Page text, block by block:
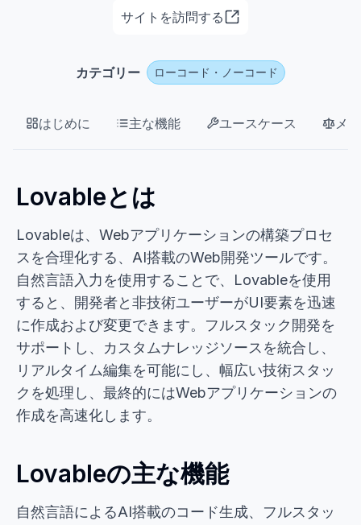
サイトを訪問する
カテゴリー ローコード・ノーコード
はじめに 主な機能 ユースケース メ
Lovableとは
Lovableは、Webアプリケーションの構築プロセ
スを合理化する、AI搭載のWeb開発ツールです。
自然言語入力を使用することで、Lovableを使用
すると、開発者と非技術ユーザーがUI要素を迅速
に作成および変更できます。フルスタック開発を
サポートし、カスタムナレッジソースを統合し、
リアルタイム編集を可能にし、幅広い技術スタッ
クを処理し、最終的にはWebアプリケーションの
作成を高速化します。
Lovableの主な機能
自然言語によるAI搭載のコード生成、フルスタッ